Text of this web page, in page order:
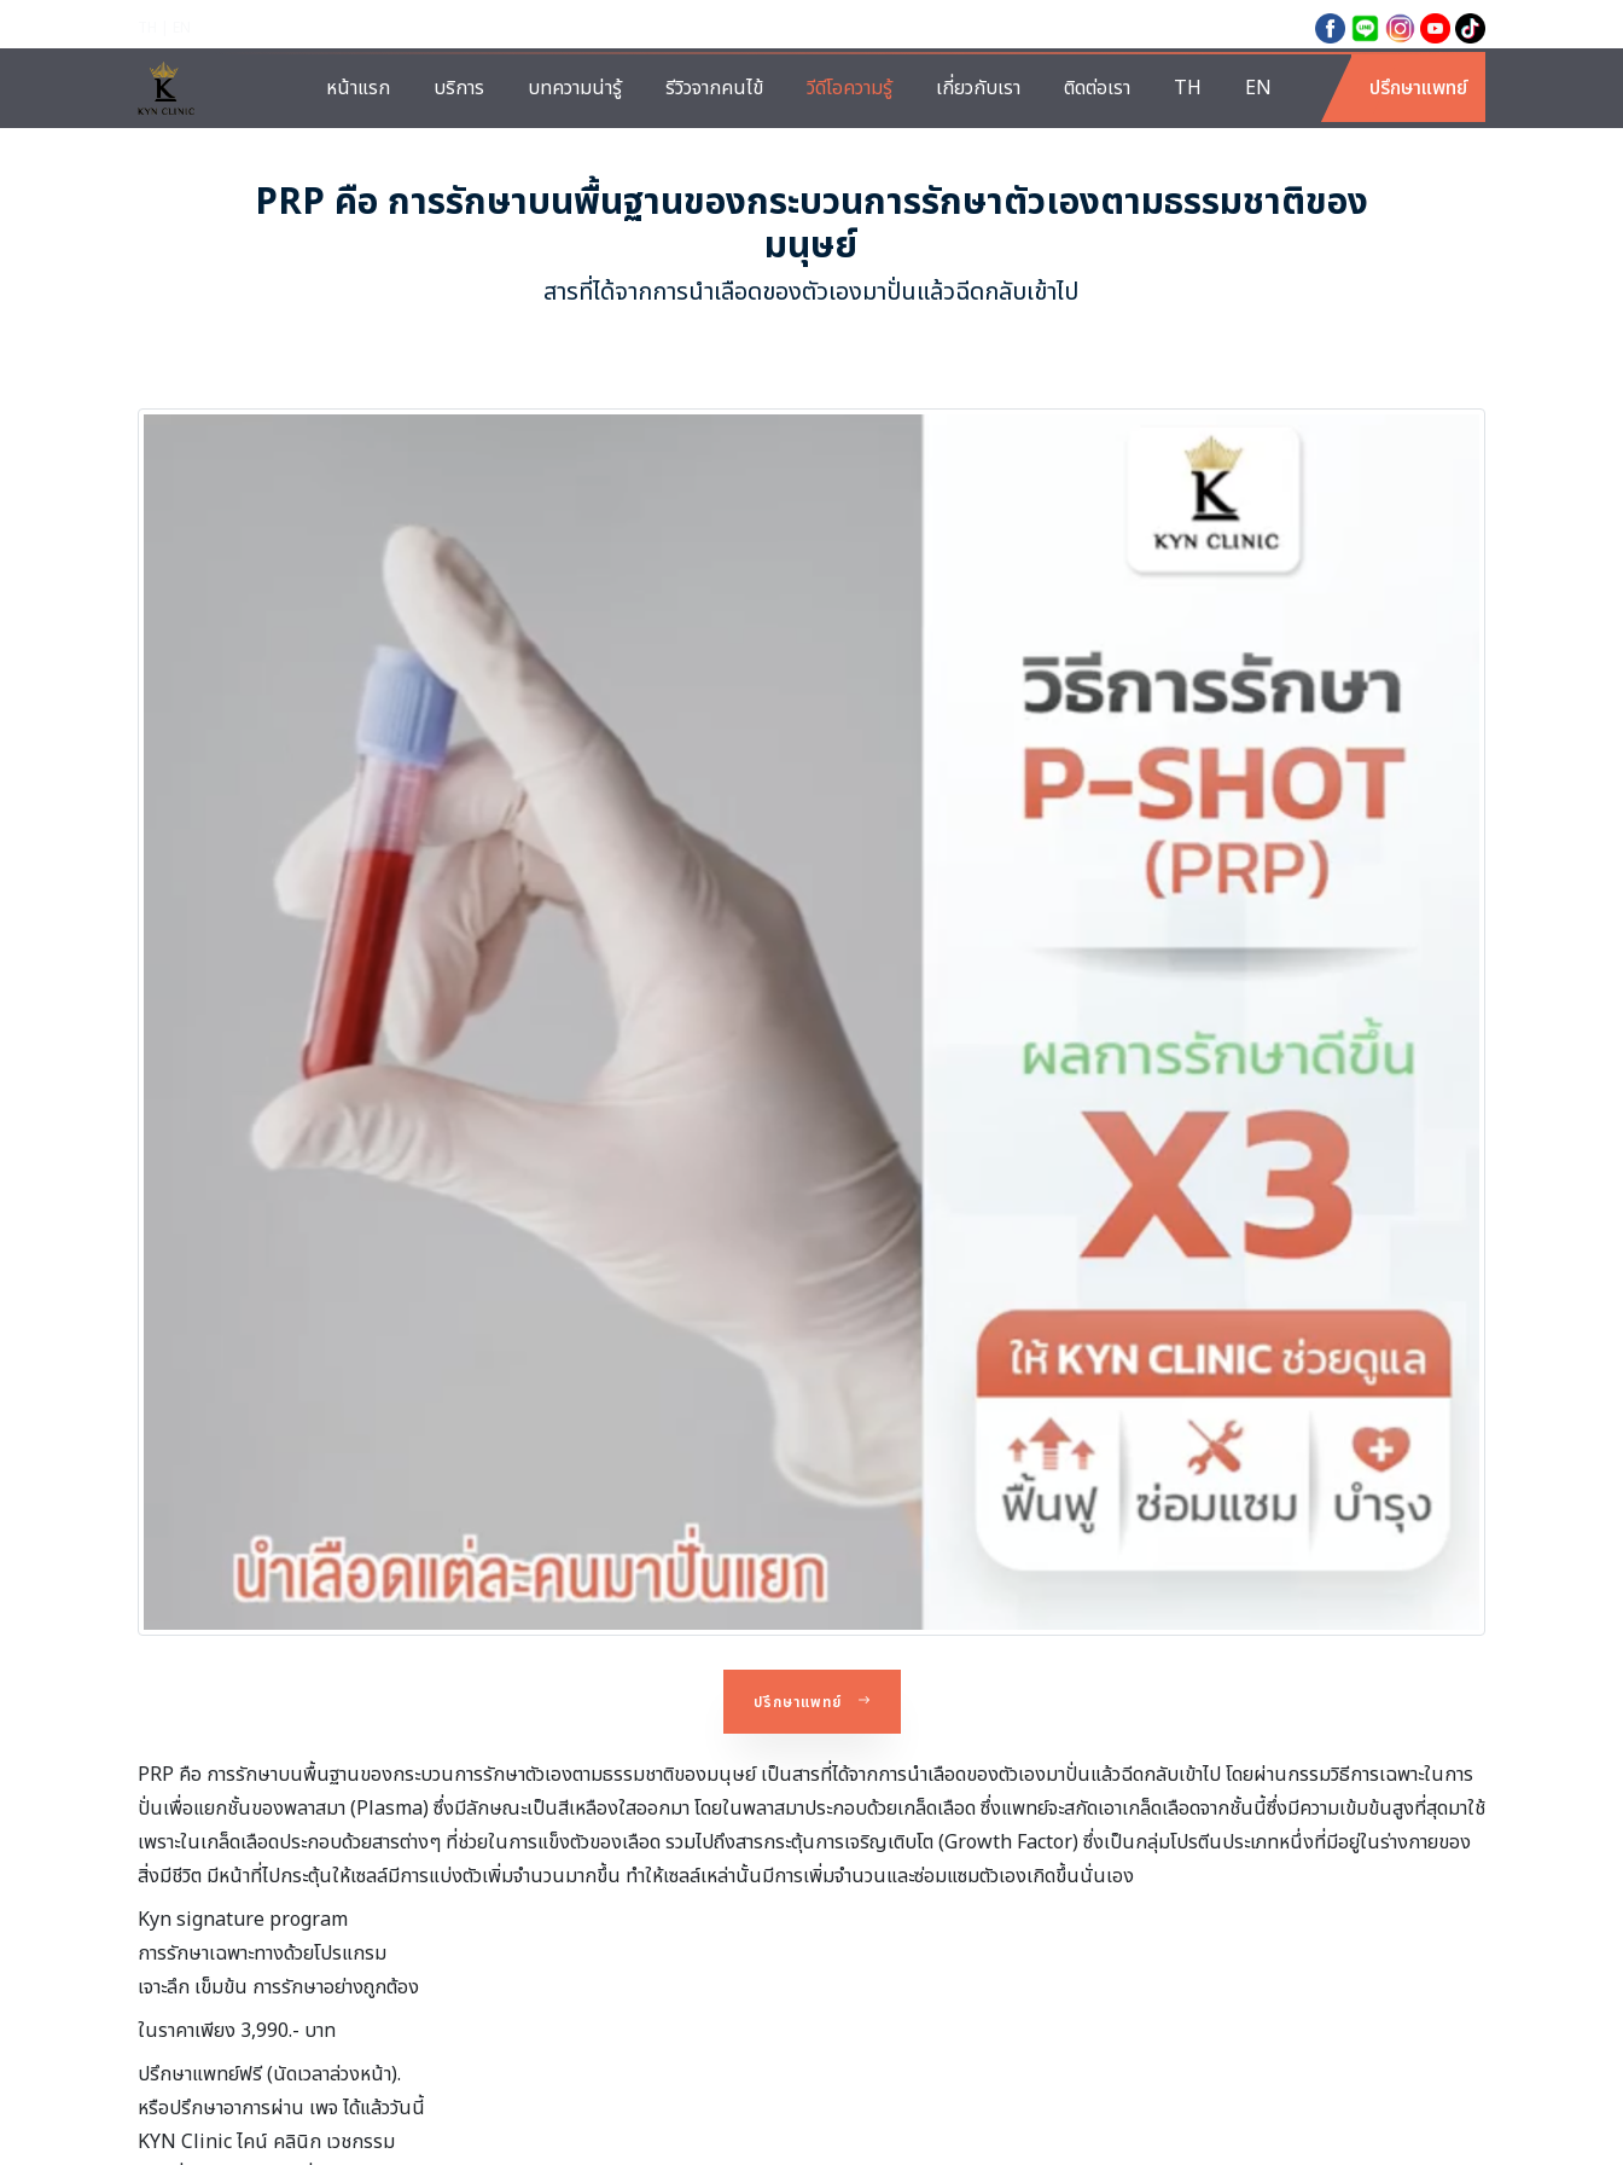
หน้าแรก บริการ บทความน่ารู้ รีวิวจากคนไข้ วีดีโอความรู้ เกี่ยวกับเรา ติดต่อเรา TH EN ปรึกษาแพทย์
PRP คือ การรักษาบนพื้นฐานของกระบวนการรักษาตัวเองตามธรรมชาติของ
มนุษย์
สารที่ได้จากการนำเลือดของตัวเองมาปั่นแล้วฉีดกลับเข้าไป
ปรึกษาแพทย์
PRP คือ การรักษาบนพื้นฐานของกระบวนการรักษาตัวเองตามธรรมชาติของมนุษย์ เป็นสารที่ได้จากการนำเลือดของตัวเองมาปั่นแล้วฉีดกลับเข้าไป โดยผ่านกรรมวิธีการเฉพาะในการ
ปั่นเพื่อแยกชั้นของพลาสมา (Plasma) ซึ่งมีลักษณะเป็นสีเหลืองใสออกมา โดยในพลาสมาประกอบด้วยเกล็ดเลือด ซึ่งแพทย์จะสกัดเอาเกล็ดเลือดจากชั้นนี้ซึ่งมีความเข้มข้นสูงที่สุดมาใช้
เพราะในเกล็ดเลือดประกอบด้วยสารต่างๆ ที่ช่วยในการแข็งตัวของเลือด รวมไปถึงสารกระตุ้นการเจริญเติบโต (Growth Factor)ซึ่งเป็นกลุ่มโปรตีนประเภทหนึ่งที่มีอยู่ในร่างกายของ
สิ่งมีชีวิต มีหน้าที่ไปกระตุ้นให้เซลล์มีการแบ่งตัวเพิ่มจำนวนมากขึ้น ทำให้เซลล์เหล่านั้นมีการเพิ่มจำนวนและซ่อมแซมตัวเองเกิดขึ้นนั่นเอง
Kyn signature program
การรักษาเฉพาะทางด้วยโปรแกรม
เจาะลึก เข็มข้น การรักษาอย่างถูกต้อง
ในราคาเพียง 3,990.- บาท
ปรึกษาแพทย์ฟรี (นัดเวลาล่วงหน้า).
หรือปรึกษาอาการผ่าน เพจ ได้แล้ววันนี้
KYN Clinic ไคน์ คลินิก เวชกรรม